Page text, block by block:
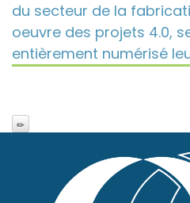
du secteur de la
oeuvre des projets 4.0,
entièrement numérisé